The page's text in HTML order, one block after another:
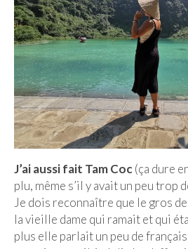
J’ai aussi fait Tam Coc(ça dure
plu, même s’il y avait un peu trop
Je dois reconnaître que le gros
la vieille dame qui ramait et qui
plus elle parlait un peu de